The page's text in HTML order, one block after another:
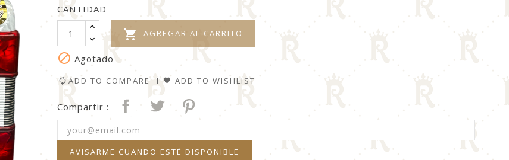
CANTIDAD
 AGREGAR AL CARRITO
 Agotado
ADD TO COMPARE ADD TO WISHLIST
Compartir :
AVISARME CUANDO ESTÉ DISPONIBLE